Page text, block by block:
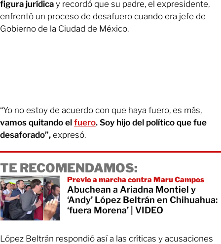
figura jurídica y recordó que su padre, el expresidente,
enfrentó un proceso de desafuero cuando era jefe de
Gobierno de la Ciudad de México.
“Yo no estoy de acuerdo con que haya fuero, es más,
vamos quitando el fuero. Soy hijo del político que fue
desaforado”, expresó.
TE RECOMENDAMOS:
Previo a marcha contra Maru Campos
Abuchean a Ariadna Montiel y
‘Andy’ López Beltrán en Chihuahua:
‘fuera Morena’ | VIDEO
López Beltrán respondió así a las críticas y acusaciones